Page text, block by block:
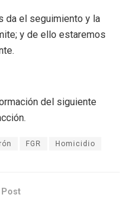
da el seguimiento y la
y de ello estaremos
del siguiente
FGR Homicidio
Post